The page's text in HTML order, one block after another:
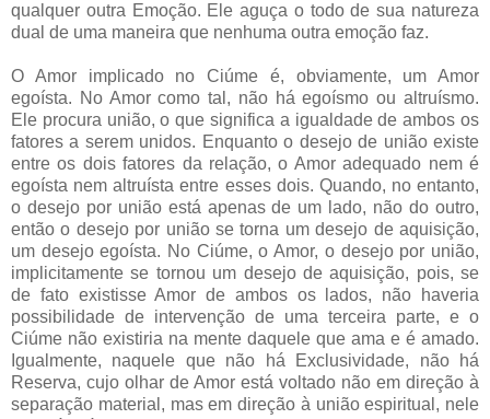
qualquer outra Emoção. Ele aguça o todo de sua natureza
dual de uma maneira que nenhuma outra emoção faz.
O Amor implicado no Ciúme é, obviamente, um Amor
egoísta. No Amor como tal, não há egoísmo ou altruísmo.
Ele procura união, o que significa a igualdade de ambos os
fatores a serem unidos. Enquanto o desejo de união existe
entre os dois fatores da relação, o Amor adequado nem é
egoísta nem altruísta entre esses dois. Quando, no entanto,
o desejo por união está apenas de um lado, não do outro,
então o desejo por união se torna um desejo de aquisição,
um desejo egoísta. No Ciúme, o Amor, o desejo por união,
implicitamente se tornou um desejo de aquisição, pois, se
de fato existisse Amor de ambos os lados, não haveria
possibilidade de intervenção de uma terceira parte, e o
Ciúme não existiria na mente daquele que ama e é amado.
Igualmente, naquele que não há Exclusividade, não há
Reserva, cujo olhar de Amor está voltado não em direção à
separação material, mas em direção à união espiritual, nele